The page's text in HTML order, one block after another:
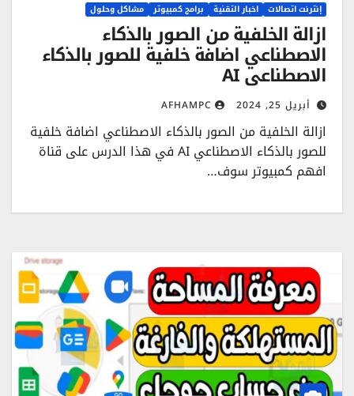
إنترنت اتصالات اخبار التقنية برامج كمبيوتر مشاكل وحلول
ازالة الخلفية من الصور بالذكاء
الاصطناعي اضافة خلفية للصور بالذكاء
الاصطناعي AI
أبريل 25, 2024 AFHAMPC
ازالة الخلفية من الصور بالذكاء الاصطناعي اضافة خلفية
للصور بالذكاء الاصطناعي AI في هذا الدرس على قناة
افهم كمبيوتر سوف…